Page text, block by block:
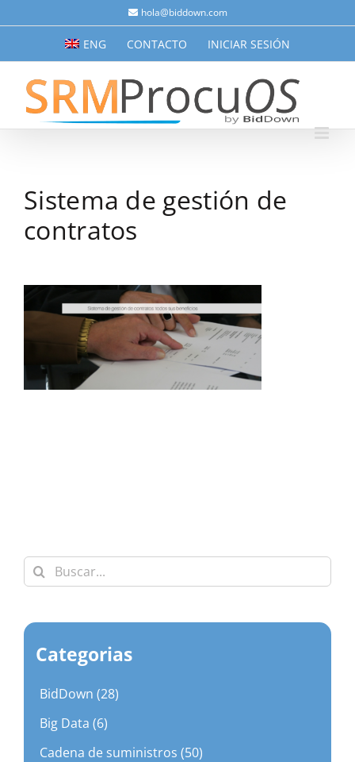
al
hola@biddown.com
ENG CONTACTO INICIAR SESIÓN
Sistema de gestión de
contratos
Buscar:
Categorias
BidDown (28)
Big Data (6)
Cadena de suministros (50)